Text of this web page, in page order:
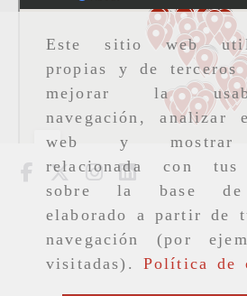
Este sitio web
propias y de terceros
mejorar la
navegación,
web y mostrar
relacionada con tus
sobre la base
elaborado a partir de
navegación (por
visitadas). Política de